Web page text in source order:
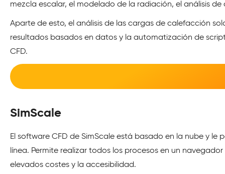
mezcla escalar, el modelado de la radiación, el análisis
Aparte de esto, el análisis de las cargas de calefacción
resultados basados en datos y la automatización de
CFD.
SimScale
El software CFD de SimScale está basado en la nube y
línea. Permite realizar todos los procesos en un
elevados costes y la accesibilidad.